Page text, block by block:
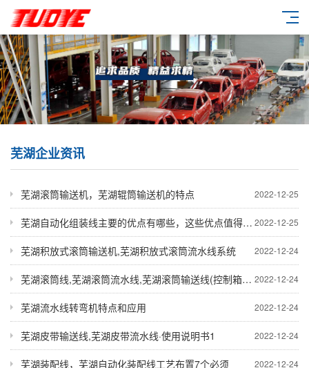
芜湖企业资讯
2022-12-25
芜湖滚筒输送机，芜湖辊筒输送机的特点
2022-12-25
芜湖自动化组装线主要的优点有哪些，这些优点值得关注
2022-12-24
芜湖积放式滚筒输送机,芜湖积放式滚筒流水线系统
2022-12-24
芜湖滚筒线,芜湖滚筒流水线,芜湖滚筒输送线(控制箱运输)技术参考
2022-12-24
芜湖流水线转弯机特点和应用
2022-12-24
芜湖皮带输送线,芜湖皮带流水线·使用说明书1
2022-12-24
芜湖装配线，芜湖自动化装配线工艺布置7个必须